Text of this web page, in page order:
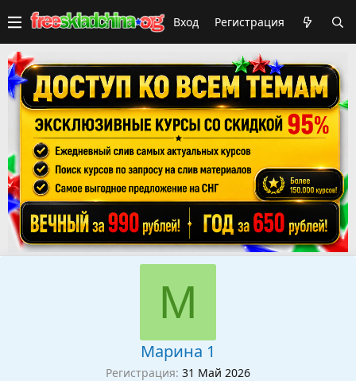
Вход Регистрация
М
Марина 1
Регистрация 31 Май 2026